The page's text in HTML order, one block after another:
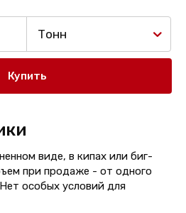
Тонн
Купить
виде, в кипах или биг-
при продаже - от одного
особых условий для